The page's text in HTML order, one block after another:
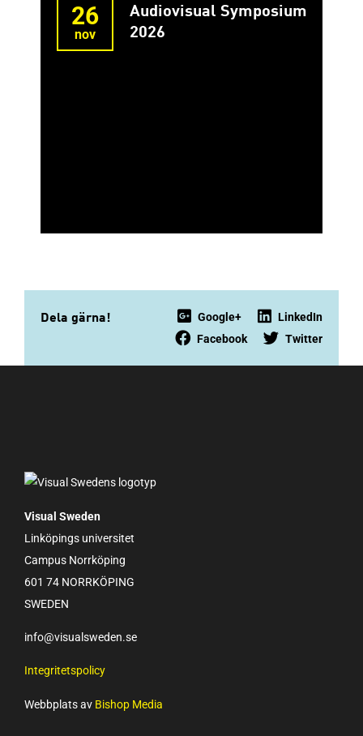
26
nov
Audiovisual Symposium
2026
Dela gärna! LinkedIn
Google+
Twitter
Facebook
Visual Sweden
Linköpings universitet
Campus Norrköping
601 74 NORRKÖPING
SWEDEN
info@visualsweden.se
Integritetspolicy
Webbplats av Bishop Media